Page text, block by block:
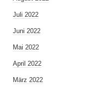
Juli 2022
Juni 2022
Mai 2022
April 2022
März 2022